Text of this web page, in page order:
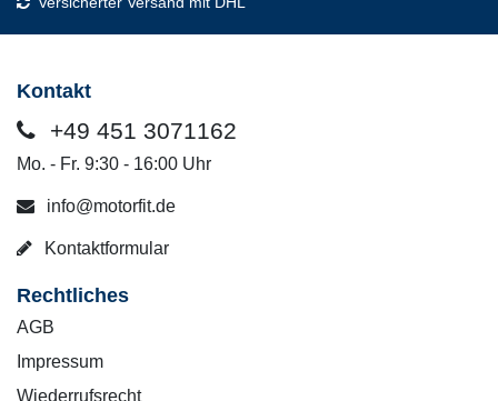
Kontakt
+49 451 3071162
Mo. - Fr. 9:30 - 16:00 Uhr
info@motorfit.de
Kontaktformular
Rechtliches
AGB
Impressum
Wiederrufsrecht